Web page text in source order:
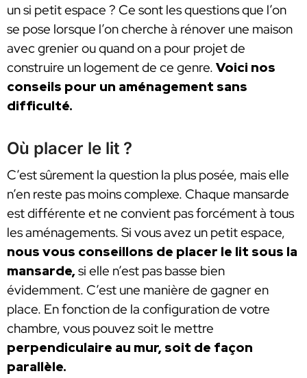
un si petit espace ? Ce sont les questions que l’on
se pose lorsque l’on cherche à rénover une maison
avec grenier ou quand on a pour projet de
construire un logement de ce genre. Voici nos
conseils pour un aménagement sans
difficulté.
Où placer le lit ?
C’est sûrement la question la plus posée, mais elle
n’en reste pas moins complexe. Chaque mansarde
est différente et ne convient pas forcément à tous
les aménagements. Si vous avez un petit espace,
nous vous conseillons de placer le lit sous la
mansarde,si elle n’est pas basse bien
évidemment. C’est une manière de gagner en
place. En fonction de la configuration de votre
chambre, vous pouvez soit le mettre
perpendiculaire au mur, soit de façon
parallèle.